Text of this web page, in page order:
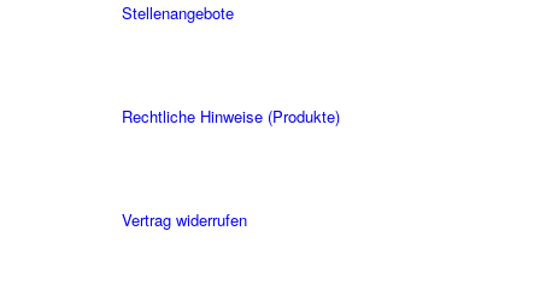
Stellenangebote
Rechtliche Hinweise (Produkte)
Vertrag widerrufen